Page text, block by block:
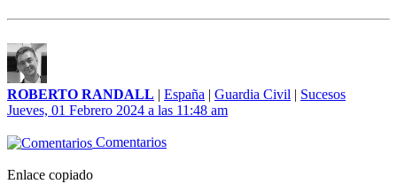
ROBERTO RANDALL | España | Guardia Civil | Sucesos
Jueves, 01 Febrero 2024 a las 11:48 am
Comentarios
Enlace copiado